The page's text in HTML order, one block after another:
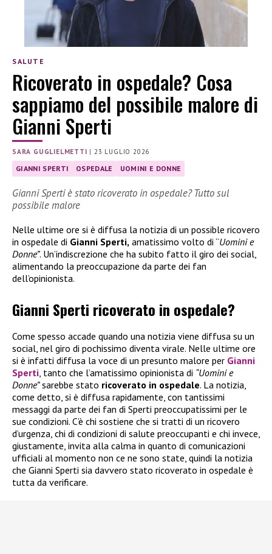
SALUTE
Ricoverato in ospedale? Cosa
sappiamo del possibile malore di
Gianni Sperti
SARA GUGLIELMETTI |23 LUGLIO 2026
GIANNI SPERTI OSPEDALE UOMINI E DONNE
Gianni Sperti è stato ricoverato in ospedale? Tutto sul
possibile malore
Nelle ultime ore si è diffusa la notizia di un possible ricovero
in ospedale di Gianni Sperti, amatissimo volto di “Uomini e
Donne”. Un’indiscrezione che ha subito fatto il giro dei social,
alimentando la preoccupazione da parte dei fan
dell’opinionista.
Gianni Sperti ricoverato in ospedale?
Come spesso accade quando una notizia viene diffusa su un
social, nel giro di pochissimo diventa virale. Nelle ultime ore
si è infatti diffusa la voce di un presunto malore per Gianni
Sperti , tanto che l’amatissimo opinionista di “Uomini e
Donne”sarebbe stato ricoverato in ospedale. La notizia,
come detto, si è diffusa rapidamente, con tantissimi
messaggi da parte dei fan di Sperti preoccupatissimi per le
sue condizioni. C’è chi sostiene che si tratti di un ricovero
d’urgenza, chi di condizioni di salute preoccupanti e chi invece,
giustamente, invita alla calma in quanto di comunicazioni
ufficiali al momento non ce ne sono state, quindi la notizia
che Gianni Sperti sia davvero stato ricoverato in ospedale è
tutta da verificare.